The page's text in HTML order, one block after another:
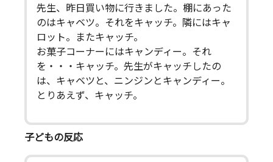
先生、昨日買い物に行きました。棚にあった
のはキャベツ。それをキャッチ。隣にはキャ
ロット。またキャッチ。
お菓子コーナーにはキャンディー。それ
を・・・キャッチ。先生がキャッチしたの
は、キャベツと、ニンジンとキャンディー。
とりあえず、キャッチ。
子どもの反応